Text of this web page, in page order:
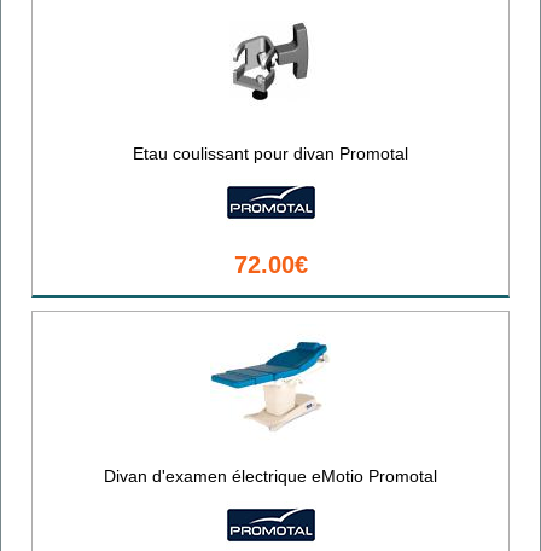
Etau coulissant pour divan Promotal
72.00€
Divan d'examen électrique eMotio Promotal